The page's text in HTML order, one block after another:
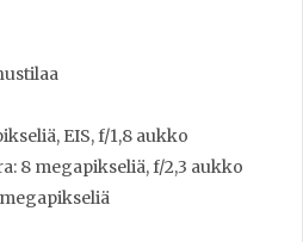
EIS, f/1,8 aukko
8 megapikseliä, f/2,3 aukko